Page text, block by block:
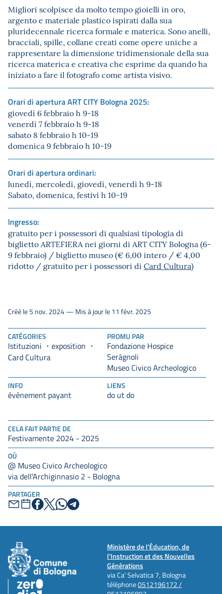
CELA FAIT PARTIE DE
Festivamente 2024 - 2025
OÙ
@ Museo Civico Archeologico
via dell'Archiginnasio 2 - Bologna
PARTAGER
Migliori scolpisce da molto tempo gioielli in oro,
argento e materiale plastico ispirati dalla sua
pluridecennale ricerca formale e materica. Sono anelli,
bracciali, spille, collane creati come opere uniche a
rappresentare la dimensione tridimensionale della sua
ricerca materica e creativa che esprime da quando ha
iniziato a fare il fotografo come artista visivo.
Orari di apertura ART CITY Bologna 2025:
giovedì 6 febbraio h 9-18
venerdì 7 febbraio h 9-18
sabato 8 febbraio h 10-19
domenica 9 febbraio h 10-19
Orari di apertura ordinari:
lunedì, mercoledì, giovedì, venerdì h 9-18
Sabato, domenica, festivi h 10-19
Ingresso:
gratuito per i possessori di qualsiasi tipologia di
biglietto ARTEFIERA nei giorni di ART CITY Bologna (6-
9 febbraio) / biglietto museo (€ 6,00 intero / € 4,00
ridotto / gratuito per i possessori di Card Cultura)
CATÉGORIES
Istituzioni
exposition
Card Cultura
PROMU PAR
Fondazione Hospice
Seràgnoli
Museo Civico Archeologico
INFO
événement payant
LIENS
do ut do
Créé le 5 nov. 2024 — Mis à jour le 11 févr. 2025
Ministère de l'Éducation, de
l'Instruction et des Nouvelles
Générations
via Ca' Selvatica 7, Bologna
téléphone0512196172 /